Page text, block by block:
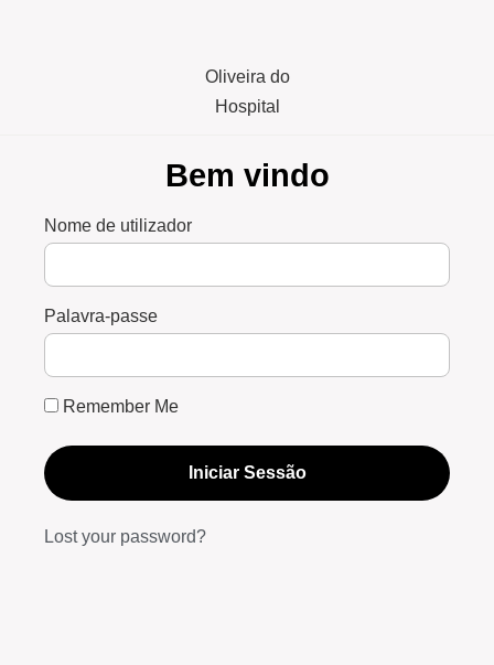
Bem vindo
Nome de utilizador
Palavra-passe
Remember Me
Iniciar Sessão
Lost your password?